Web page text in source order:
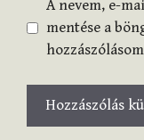
A nevem, e-
mentése a